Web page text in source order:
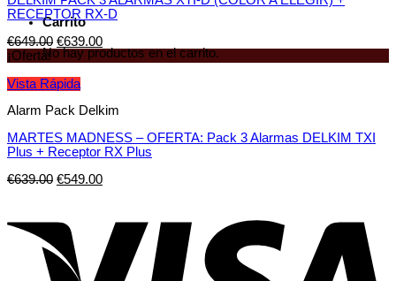
Carrito
No hay productos en el carrito.
RECEPTOR RX-D
€649.00 €639.00
¡Oferta!
Vista Rápida
Alarm Pack Delkim
MARTES MADNESS – OFERTA: Pack 3 Alarmas DELKIM TXI
Plus + Receptor RX Plus
€639.00 €549.00